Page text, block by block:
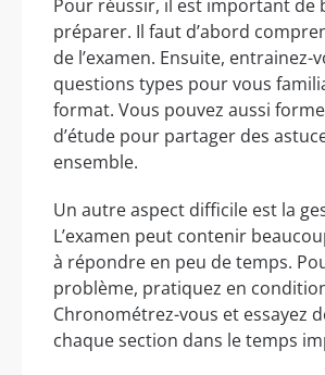
Pour réussir, il est important de
préparer. Il faut d’abord
de l’examen. Ensuite, entrainez-
questions types pour vous
format. Vous pouvez aussi
d’étude pour partager des
ensemble.
Un autre aspect difficile est la
L’examen peut contenir
à répondre en peu de temps.
problème, pratiquez en
Chronométrez-vous et essayez
chaque section dans le temps